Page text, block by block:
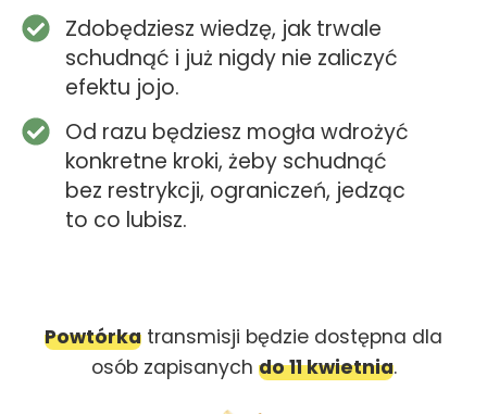
Zdobędziesz wiedzę, jak trwale
schudnąć i już nigdy nie zaliczyć
efektu jojo.
Od razu będziesz mogła wdrożyć
konkretne kroki, żeby schudnąć
bez restrykcji, ograniczeń, jedząc
to co lubisz.
Powtórka transmisji będzie dostępna dla
osób zapisanych do 11 kwietnia.